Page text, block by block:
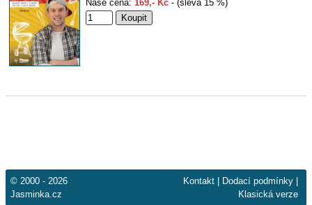
Naše cena: 169,- Kč - (sleva 15 %)
© 2000 - 2026
Jasminka.cz
Kontakt Dodací podmínky